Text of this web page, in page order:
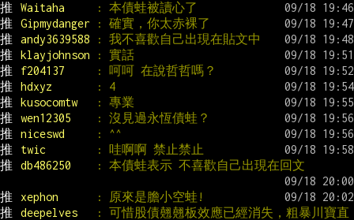
推 Waitaha
: 本債蛙被讀心了
推
Gipmydanger
: 確實，你太赤裸了
推
andy3639588
: 我不喜歡自己出現在貼文中
推
klayjohnson
: 實話
推
f204137
: 呵呵 在說哲哲嗎？
推
hdxyz
: 4
推
kusocomtw
: 專業
推
wen12305
: 沒見過永恆債蛙？
推
niceswd
: ^^
推
twic
: 哇啊啊 禁止禁止
推
db486250 : 本債蛙表示 不喜歡自己出現在回文
推 xephon
: 原來是膽小空蛙!
推
deepelves
: 可惜股債翹翹板效應已經消失，粗暴川寶直